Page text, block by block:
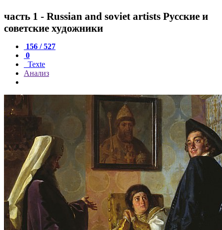
часть 1 - Russian and soviet artists Русские и
советские художники
156 / 527
0
Texte
Анализ